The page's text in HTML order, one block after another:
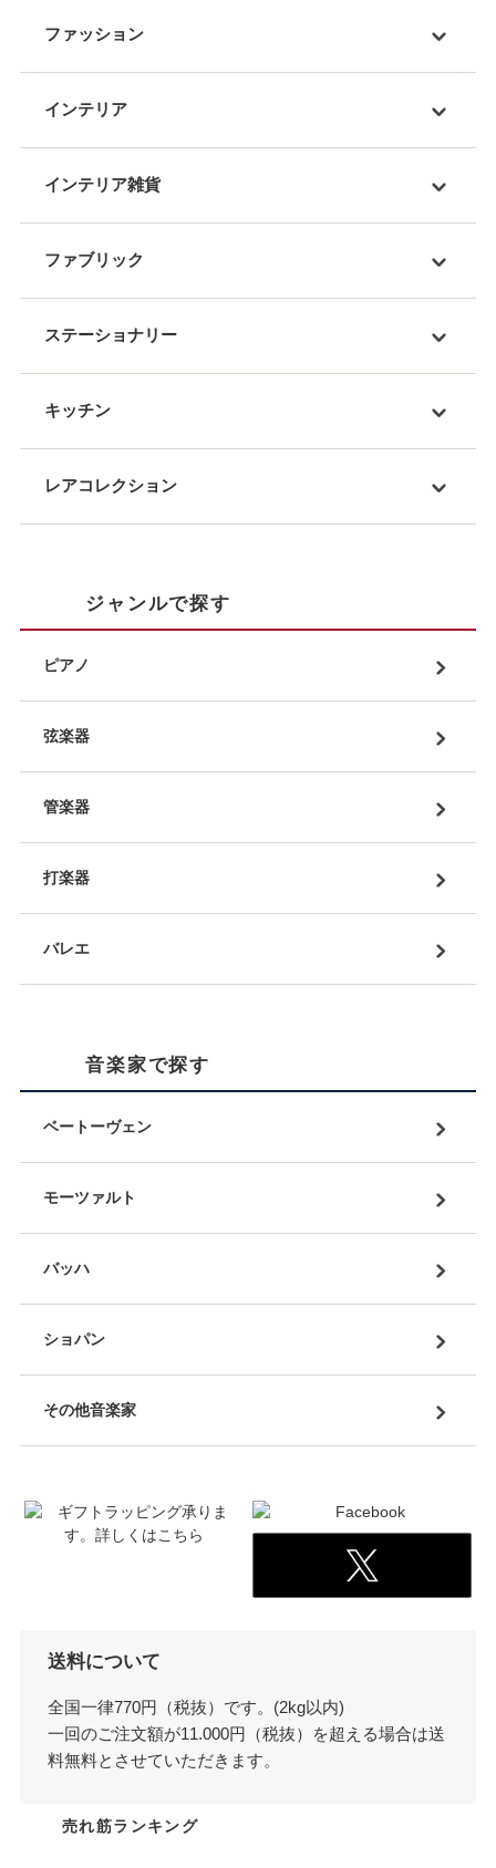
ファッション
インテリア
インテリア雑貨
ファブリック
ステーショナリー
キッチン
レアコレクション
ジャンルで探す
ピアノ
弦楽器
管楽器
打楽器
バレエ
音楽家で探す
ベートーヴェン
モーツァルト
バッハ
ショパン
その他音楽家
送料について
全国一律770円（税抜）です。(2kg以内)
一回のご注文額が11.000円（税抜）を超える場合は送
料無料とさせていただきます。
売れ筋ランキング